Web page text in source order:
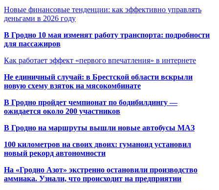
Новые финансовые тенденции: как эффективно управлять
деньгами в 2026 году
В Гродно 10 мая изменят работу транспорта: подробности
для пассажиров
Как работает эффект «первого впечатления» в интернете
Не единичный случай: в Брестской области вскрыли
новую схему взяток на мясокомбинате
В Гродно пройдет чемпионат по бодибилдингу —
ожидается около 200 участников
В Гродно на маршруты вышли новые автобусы МАЗ
100 километров на своих двоих: гуманоид установил
новый рекорд автономности
На «Гродно Азот» экстренно остановили производство
аммиака. Узнали, что происходит на предприятии